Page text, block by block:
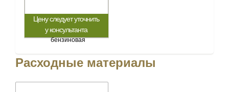
Цену следует уточнить
у консультанта
Расходные материалы